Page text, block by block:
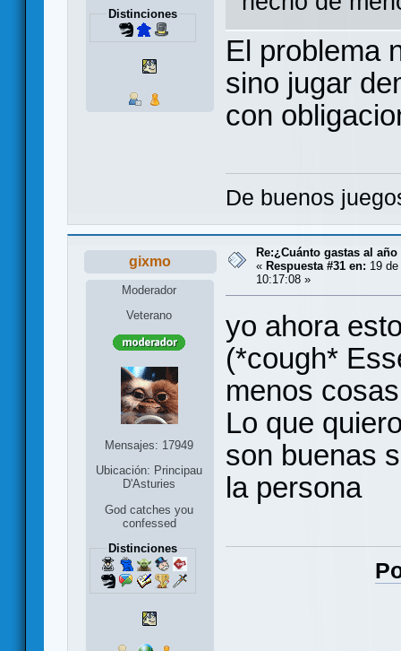
Distinciones
El problema
sino jugar
con
De buenos
gixmo
Moderador
Veterano
Mensajes: 17949
Ubicación: Principau
D'Asturies
God catches you
confessed
Distinciones
Re:¿Cuánto gastas al
« Respuesta #31 en: 19
10:17:08 »
yo ahora
(*cough*
menos
Lo que
son buenas
la persona